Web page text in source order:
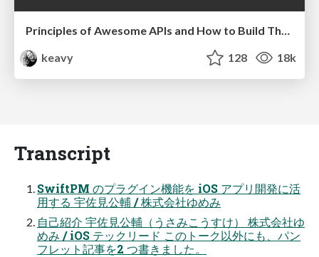
keavy
128 18k
Transcript
SwiftPM のプラグイン機能を iOS アプリ開発に活
用する 宇佐見公輔 / 株式会社ゆめみ
自己紹介 宇佐見公輔（うさみこうすけ） 株式会社ゆ
めみ / iOS テックリード このトーク以外にも、パン
フレット記事を2 つ書きました。